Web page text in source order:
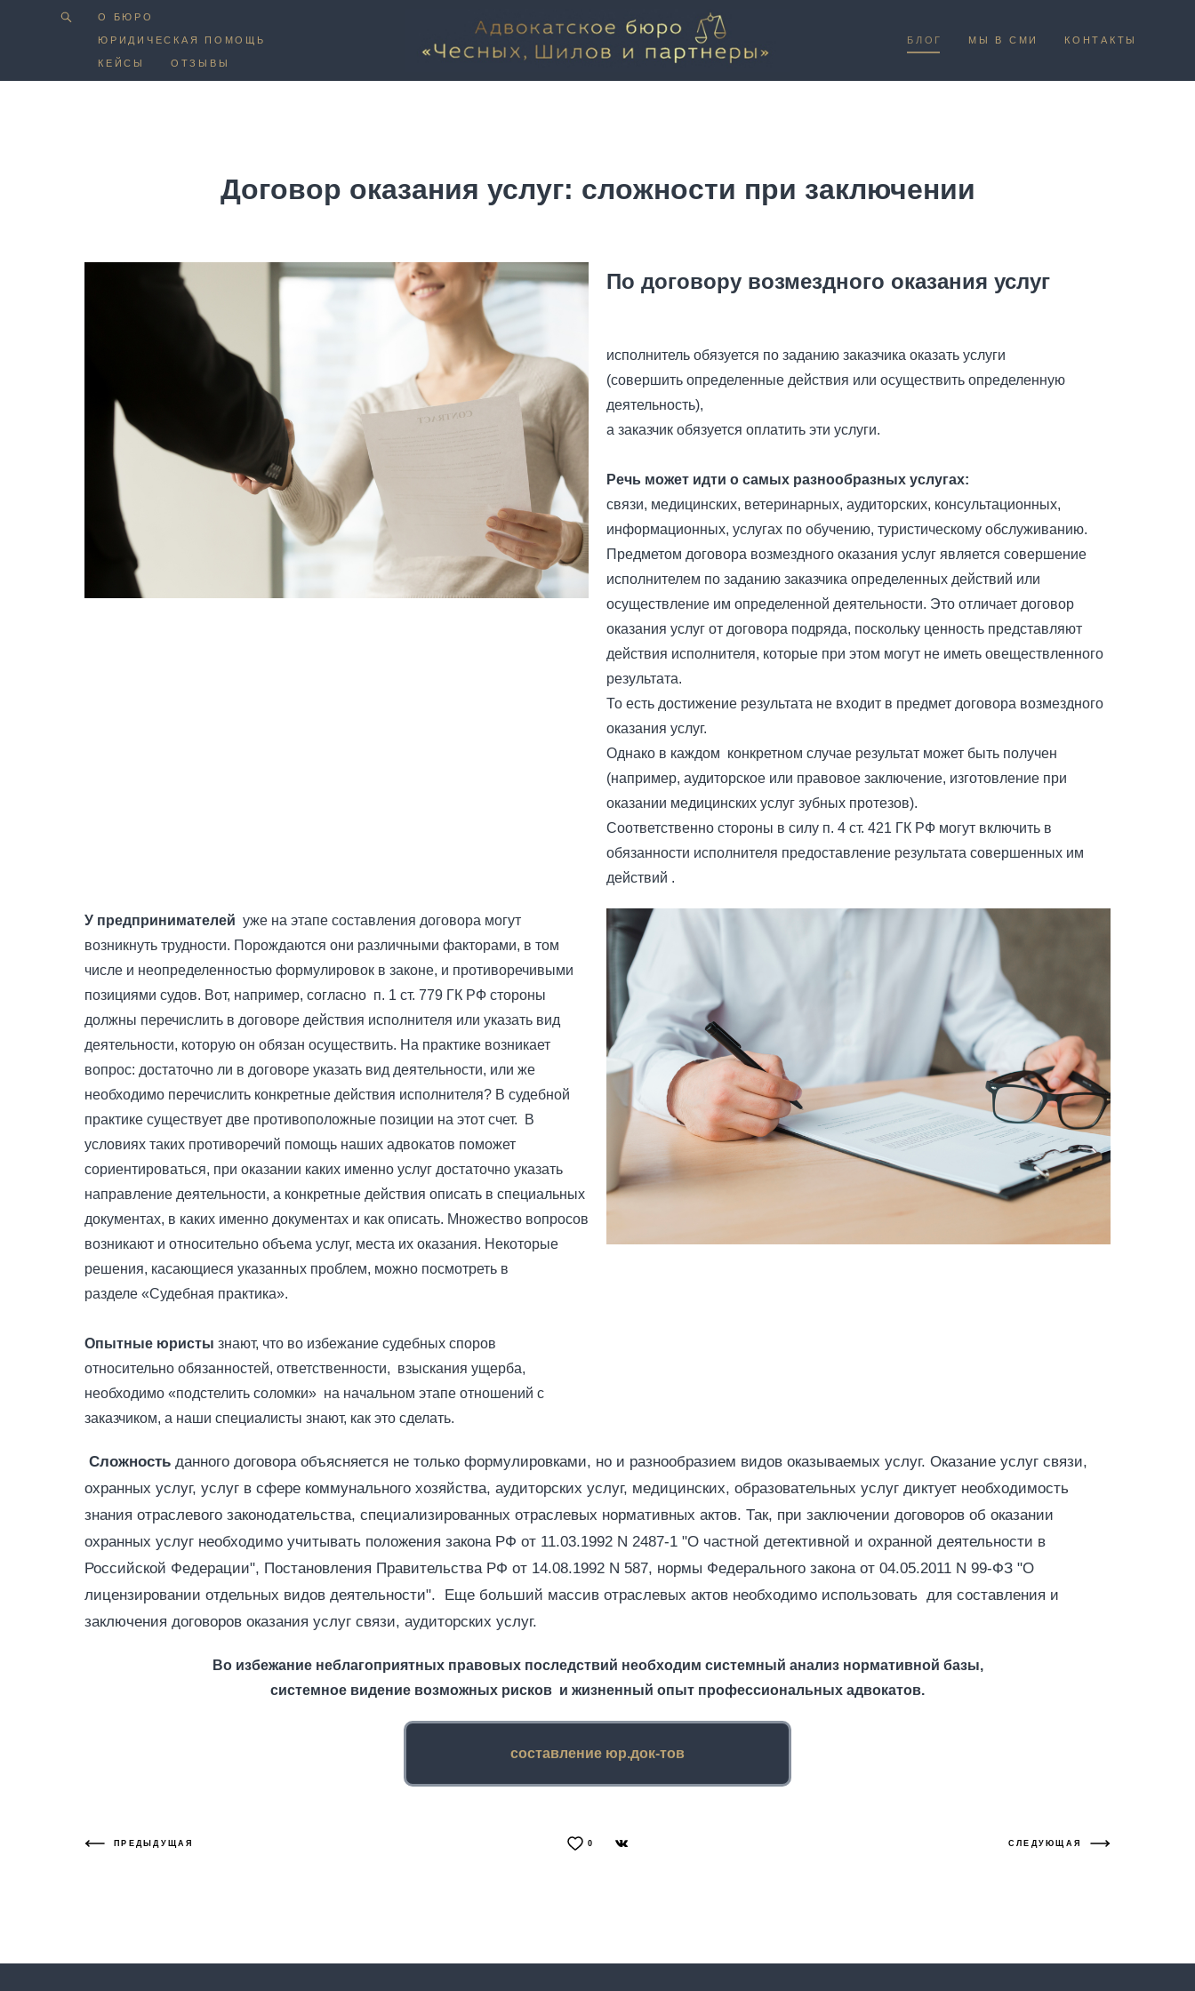
О БЮРО
ЮРИДИЧЕСКАЯ ПОМОЩЬ
КЕЙСЫ ОТЗЫВЫ
БЛОГ МЫ В СМИ КОНТАКТЫ
О БЮРО
ЮРИДИЧЕСКАЯ ПОМОЩЬ
КЕЙСЫ ОТЗЫВЫ
БЛОГ МЫ В СМИ КОНТАКТЫ
Договор оказания услуг: сложности при заключении
По договору возмездного оказания услуг
исполнитель обязуется по заданию заказчика оказать услуги
(совершить определенные действия или осуществить определенную
деятельность),
а заказчик обязуется оплатить эти услуги.
Речь может идти о самых разнообразных услугах:
связи, медицинских, ветеринарных, аудиторских, консультационных,
информационных, услугах по обучению, туристическому обслуживанию.
Предметом договора возмездного оказания услуг является совершение
исполнителем по заданию заказчика определенных действий или
осуществление им определенной деятельности. Это отличает договор
оказания услуг от договора подряда, поскольку ценность представляют
действия исполнителя, которые при этом могут не иметь овеществленного
результата.
То есть достижение результата не входит в предмет договора возмездного
оказания услуг.
Однако в каждом конкретном случае результат может быть получен
(например, аудиторское или правовое заключение, изготовление при
оказании медицинских услуг зубных протезов).
Соответственно стороны в силу п. 4 ст. 421 ГК РФ могут включить в
обязанности исполнителя предоставление результата совершенных им
действий .
У предпринимателей уже на этапе составления договора могут
возникнуть трудности. Порождаются они различными факторами, в том
числе и неопределенностью формулировок в законе, и противоречивыми
позициями судов. Вот, например, согласно п. 1 ст. 779 ГК РФ стороны
должны перечислить в договоре действия исполнителя или указать вид
деятельности, которую он обязан осуществить. На практике возникает
вопрос: достаточно ли в договоре указать вид деятельности, или же
необходимо перечислить конкретные действия исполнителя? В судебной
практике существует две противоположные позиции на этот счет. В
условиях таких противоречий помощь наших адвокатов поможет
сориентироваться, при оказании каких именно услуг достаточно указать
направление деятельности, а конкретные действия описать в специальных
документах, в каких именно документах и как описать. Множество вопросов
возникают и относительно объема услуг, места их оказания. Некоторые
решения, касающиеся указанных проблем, можно посмотреть в
разделе «Судебная практика».
Опытные юристы знают, что во избежание судебных споров
относительно обязанностей, ответственности, взыскания ущерба,
необходимо «подстелить соломки» на начальном этапе отношений с
заказчиком, а наши специалисты знают, как это сделать.
Сложность данного договора объясняется не только формулировками, но и разнообразием видов оказываемых услуг. Оказание услуг связи,
охранных услуг, услуг в сфере коммунального хозяйства, аудиторских услуг, медицинских, образовательных услуг диктует необходимость
знания отраслевого законодательства, специализированных отраслевых нормативных актов. Так, при заключении договоров об оказании
охранных услуг необходимо учитывать положения закона РФ от 11.03.1992 N 2487-1 "О частной детективной и охранной деятельности в
Российской Федерации", Постановления Правительства РФ от 14.08.1992 N 587, нормы Федерального закона от 04.05.2011 N 99-ФЗ "О
лицензировании отдельных видов деятельности". Еще больший массив отраслевых актов необходимо использовать для составления и
заключения договоров оказания услуг связи, аудиторских услуг.
Во избежание неблагоприятных правовых последствий необходим системный анализ нормативной базы,
системное видение возможных рисков и жизненный опыт профессиональных адвокатов.
составление юр.док-тов
0
ПРЕДЫДУЩАЯ СЛЕДУЮЩАЯ